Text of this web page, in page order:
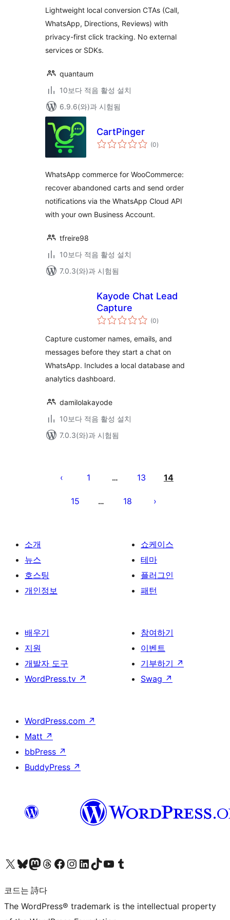
점
Lightweight local conversion CTAs (Call,
WhatsApp, Directions, Reviews) with
privacy-first click tracking. No external
services or SDKs.
quantaum
10보다 적음 활성 설치
6.9.6(와)과 시험됨
CartPinger
(0전
체)
WhatsApp commerce for WooCommerce:
recover abandoned carts and send order
notifications via the WhatsApp Cloud API
with your own Business Account.
tfreire98
10보다 적음 활성 설치
7.0.3(와)과 시험됨
Kayode Chat Lead
Capture
(0전
체
점
)
Capture customer names, emails, and
messages before they start a chat on
WhatsApp. Includes a local database and
analytics dashboard.
damilolakayode
10보다 적음 활성 설치
7.0.3(와)과 시험됨
1 … 13 14
15 … 18
소개
뉴스
호스팅
개인정보
쇼케이스
테마
플러그인
패턴
배우기
지원
개발자 도구
WordPress.tv ↗
참여하기
이벤트
기부하기 ↗
Swag ↗
WordPress.com ↗
Matt ↗
bbPress ↗
BuddyPress ↗
X(이전 트위터) 계정 방문하기블루스카이 계정 방문하기마스토돈 계정 방문하기스레드 계정 방문하기 페이스북 페이지 방문하기인스타그램 계정 방문하기 LinkedIn 계정 방문하기틱톡 계정 방문하기유튜브 채널 방문하기 텀블러 계정 방문하기
코드는 詩다
The WordPress® trademark is the intellectual property